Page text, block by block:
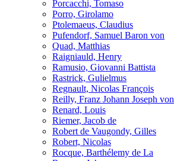
Porcacchi, Tomaso
Porro, Girolamo
Ptolemaeus, Claudius
Pufendorf, Samuel Baron von
Quad, Matthias
Raigniauld, Henry
Ramusio, Giovanni Battista
Rastrick, Gulielmus
Regnault, Nicolas François
Reilly, Franz Johann Joseph von
Renard, Louis
Riemer, Jacob de
Robert de Vaugondy, Gilles
Robert, Nicolas
Rocque, Barthélemy de La